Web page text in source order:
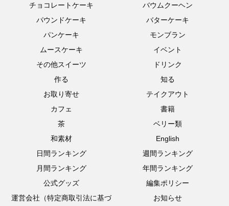
チョコレートケーキ
バウムクーヘン
パウンドケーキ
バターケーキ
パンケーキ
モンブラン
ムースケーキ
イベント
その他スイーツ
ドリンク
作る
知る
お取り寄せ
テイクアウト
カフェ
書籍
茶
ベリー類
和素材
English
日間ランキング
週間ランキング
月間ランキング
年間ランキング
公式グッズ
編集ポリシー
運営会社（特定商取引法に基づ
お知らせ